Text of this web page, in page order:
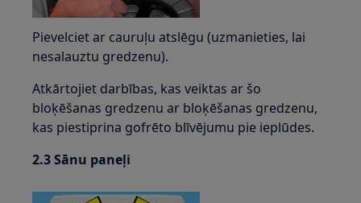
Pievelciet ar cauruļu atslēgu (uzmanieties, lai
nesalauztu gredzenu).
Atkārtojiet darbības, kas veiktas ar šo
bloķēšanas gredzenu ar bloķēšanas gredzenu,
kas piestiprina gofrēto blīvējumu pie ieplūdes.
2.3 Sānu paneļi